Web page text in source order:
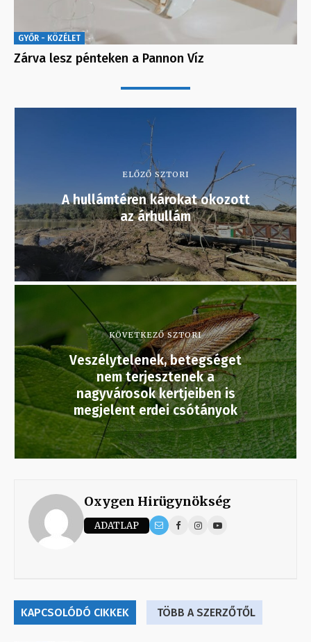
GYŐR - KÖZÉLET
Zárva lesz pénteken a Pannon Víz
ELŐZŐ SZTORI
A hullámtéren károkat okozott
az árhullám
KÖVETKEZŐ SZTORI
Veszélytelenek, betegséget
nem terjesztenek a
nagyvárosok kertjeiben is
megjelent erdei csótányok
Oxygen Hirügynökség
ADATLAP
KAPCSOLÓDÓ CIKKEK TÖBB A SZERZŐTŐL